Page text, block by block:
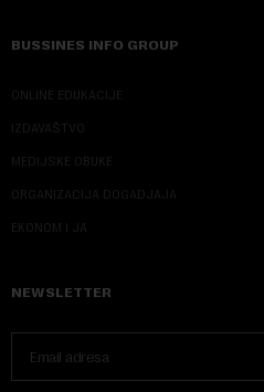
BUSSINES INFO GROUP
ONLINE EDUKACIJE
IZDAVAŠTVO
MEDIJSKE OBUKE
ORGANIZACIJA DOGADJAJA
EKONOM I JA
NEWSLETTER